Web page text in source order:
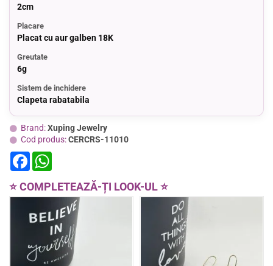
2cm
Placare
Placat cu aur galben 18K
Greutate
6g
Sistem de inchidere
Clapeta rabatabila
Brand:Xuping Jewelry
Cod produs:CERCRS-11010
F
a
e
b
o
k
t
s
p
p
⭐ COMPLETEAZĂ-ȚI LOOK-UL ⭐